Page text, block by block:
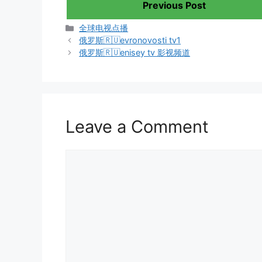
Previous Post
Categories
全球电视点播
俄罗斯🇷🇺evronovosti tv1
俄罗斯🇷🇺enisey tv 影视频道
Leave a Comment